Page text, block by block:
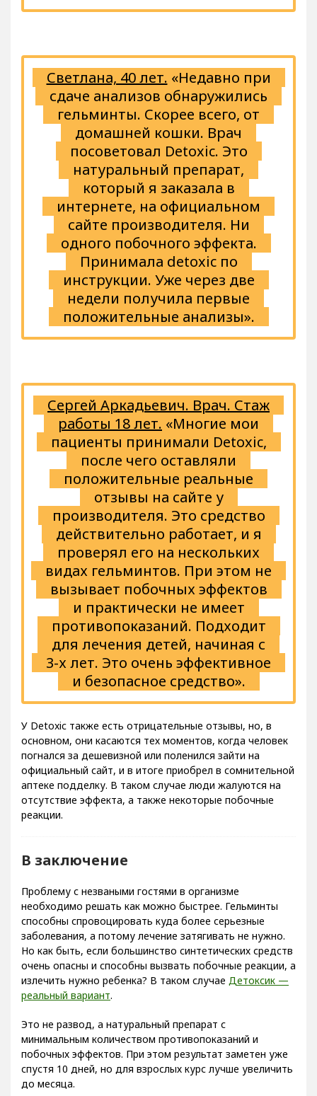
Светлана, 40 лет. «Недавно при
сдаче анализов обнаружились
гельминты. Скорее всего, от
домашней кошки. Врач
посоветовал Detoxic. Это
натуральный препарат,
который я заказала в
интернете, на официальном
сайте производителя. Ни
одного побочного эффекта.
Принимала detoxic по
инструкции. Уже через две
недели получила первые
положительные анализы».
Сергей Аркадьевич. Врач. Стаж
работы 18 лет. «Многие мои
пациенты принимали Detoxic,
после чего оставляли
положительные реальные
отзывы на сайте у
производителя. Это средство
действительно работает, и я
проверял его на нескольких
видах гельминтов. При этом не
вызывает побочных эффектов
и практически не имеет
противопоказаний. Подходит
для лечения детей, начиная с
3-х лет. Это очень эффективное
и безопасное средство».
У Detoxic также есть отрицательные отзывы, но, в
основном, они касаются тех моментов, когда человек
погнался за дешевизной или поленился зайти на
официальный сайт, и в итоге приобрел в сомнительной
аптеке подделку. В таком случае люди жалуются на
отсутствие эффекта, а также некоторые побочные
реакции.
В заключение
Проблему с незваными гостями в организме
необходимо решать как можно быстрее. Гельминты
способны спровоцировать куда более серьезные
заболевания, а потому лечение затягивать не нужно.
Но как быть, если большинство синтетических средств
очень опасны и способны вызвать побочные реакции, а
излечить нужно ребенка? В таком случае Детоксик —
реальный вариант.
Это не развод, а натуральный препарат с
минимальным количеством противопоказаний и
побочных эффектов. При этом результат заметен уже
спустя 10 дней, но для взрослых курс лучше увеличить
до месяца.